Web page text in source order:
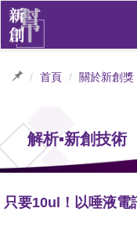
首頁 關於新創獎
解析▪新創技術
只要10ul！以唾液電